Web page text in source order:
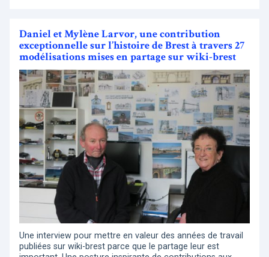
Daniel et Mylène Larvor, une contribution
exceptionnelle sur l’histoire de Brest à travers 27
modélisations mises en partage sur wiki-brest
Une interview pour mettre en valeur des années de travail
publiées sur wiki-brest parce que le partage leur est